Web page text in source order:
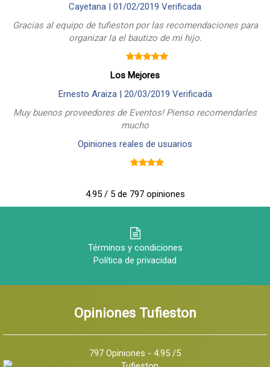
Cayetana | 01/02/2019 Verificada
Gracias al equipo de tufieston por las recomendaciones para
organizar la el bautizo de mi hijo.
Los Mejores
Ernesto Araiza | 20/03/2019 Verificada
Muy buenos proveedores de Eventos! Pienso recomendarles
mucho
Opiniones reales de usuarios
4.95 / 5 de 797 opiniones
Términos y condiciones
Política de privacidad
Opiniones Tufieston
797 Opiniones - 4.95 /5